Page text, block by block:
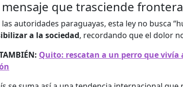
mensaje que trasciende
las autoridades paraguayas, esta ley no busca
a la sociedad, recordando que el dolor
Quito: rescatan a un perro que vivía